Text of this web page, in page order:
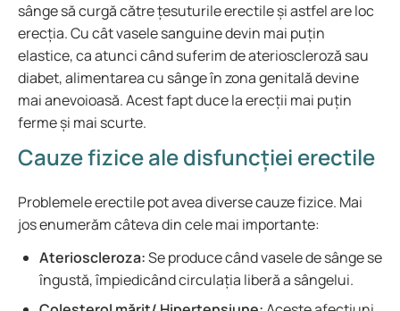
sânge să curgă către țesuturile erectile și astfel are loc
erecția. Cu cât vasele sanguine devin mai puțin
elastice, ca atunci când suferim de aterioscleroză sau
diabet, alimentarea cu sânge în zona genitală devine
mai anevoioasă. Acest fapt duce la erecții mai puțin
ferme și mai scurte.
Cauze fizice ale disfuncției erectile
Problemele erectile pot avea diverse cauze fizice. Mai
jos enumerăm câteva din cele mai importante:
Aterioscleroza:Se produce când vasele de sânge se
îngustă, împiedicând circulația liberă a sângelui.